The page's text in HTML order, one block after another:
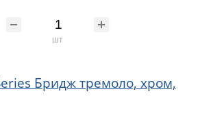
шт
Бридж тремоло, хром,